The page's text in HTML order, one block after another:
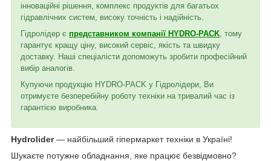
інноваційні рішення, комплекс продуктів для багатьох
гідравлічних систем, високу точність і надійність.
Гідролідер є представником компанії HYDRO-PACK , тому
гарантує кращу ціну, високий сервіс, якість та швидку
доставку. Наші спеціалісти допоможуть зробити професійний
вибір аналогів.
Купуючи продукцію HYDRO-PACK у Гідролідери, Ви
отримуєте безперебійну роботу техніки на тривалий час із
гарантією виробника.
Hydrolider— найбільший гіпермаркет техніки в Україні!
Шукаєте потужне обладнання, яке працює безвідмовно?